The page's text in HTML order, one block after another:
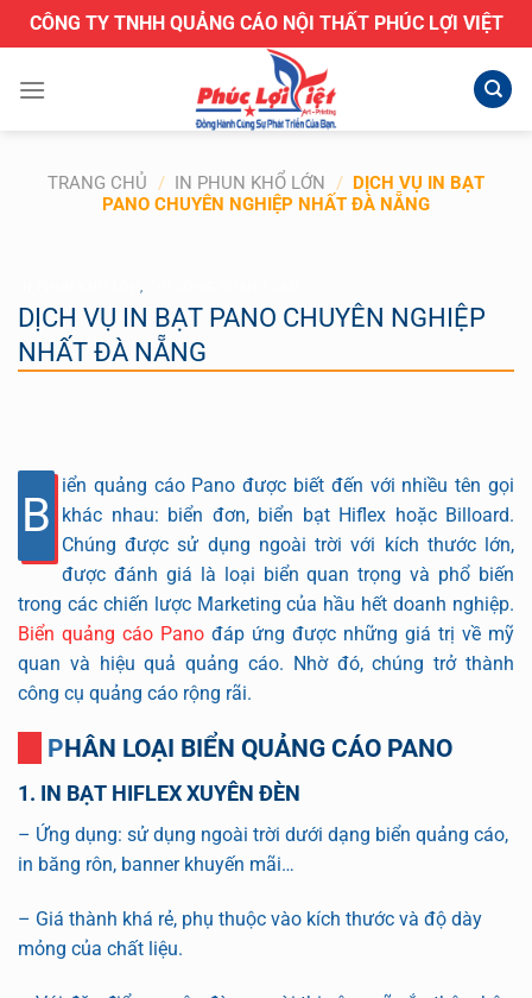
qua
dung
CÔNG TY TNHH QUẢNG CÁO NỘI THẤT PHÚC LỢI VIỆT
TRANG CHỦ / IN PHUN KHỔ LỚN / DỊCH VỤ IN BẠT
PANO CHUYÊN NGHIỆP NHẤT ĐÀ NẴNG
IN PHUN KHỔ LỚN,
DỊCH VỤ IN BẠT PANO CHUYÊN NGHIỆP
NHẤT ĐÀ NẴNG
B
iển quảng cáo Pano được biết đến với nhiều tên gọi
khác nhau: biển đơn, biển bạt Hiflex hoặc Billoard.
Chúng được sử dụng ngoài trời với kích thước lớn,
được đánh giá là loại biển quan trọng và phổ biến
trong các chiến lược Marketing của hầu hết doanh nghiệp.
Biển quảng cáo Pano đáp ứng được những giá trị về mỹ
quan và hiệu quả quảng cáo. Nhờ đó, chúng trở thành
công cụ quảng cáo rộng rãi.
PHÂN LOẠI BIỂN QUẢNG CÁO PANO
1. IN BẠT HIFLEX XUYÊN ĐÈN
– Ứng dụng: sử dụng ngoài trời dưới dạng biển quảng cáo,
in băng rôn, banner khuyến mãi…
– Giá thành khá rẻ, phụ thuộc vào kích thước và độ dày
mỏng của chất liệu.